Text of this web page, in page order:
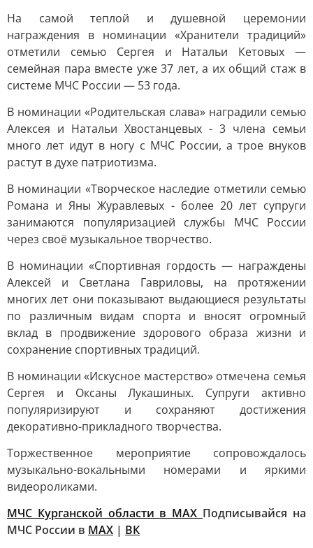
На самой теплой и душевной церемонии
награждения в номинации «Хранители традиций»
отметили семью Сергея и Натальи Кетовых —
семейная пара вместе уже 37 лет, а их общий стаж в
системе МЧС России — 53 года.
В номинации «Родительская слава» наградили семью
Алексея и Натальи Хвостанцевых - 3 члена семьи
много лет идут в ногу с МЧС России, а трое внуков
растут в духе патриотизма.
В номинации «Творческое наследие отметили семью
Романа и Яны Журавлевых - более 20 лет супруги
занимаются популяризацией службы МЧС России
через своё музыкальное творчество.
В номинации «Спортивная гордость — награждены
Алексей и Светлана Гавриловы, на протяжении
многих лет они показывают выдающиеся результаты
по различным видам спорта и вносят огромный
вклад в продвижение здорового образа жизни и
сохранение спортивных традиций.
В номинации «Искусное мастерство» отмечена семья
Сергея и Оксаны Лукашиных. Супруги активно
популяризируют и сохраняют достижения
декоративно-прикладного творчества.
Торжественное мероприятие сопровождалось
музыкально-вокальными номерами и яркими
видеороликами.
МЧС Курганской области в MAX Подписывайся на
МЧС России в MAX | ВК